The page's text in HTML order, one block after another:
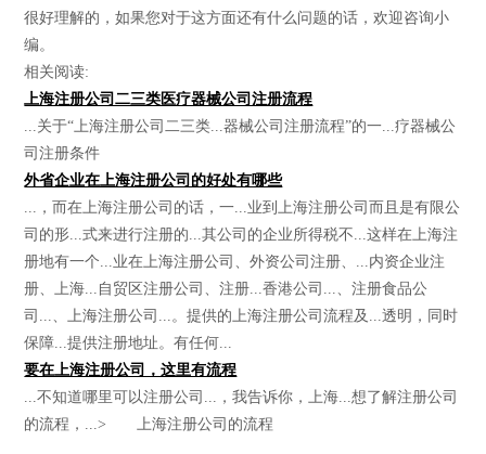
很好理解的，如果您对于这方面还有什么问题的话，欢迎咨询小
编。
相关阅读:
上海注册公司二三类医疗器械公司注册流程
...关于“上海注册公司二三类...器械公司注册流程”的一...疗器械公
司注册条件
外省企业在上海注册公司的好处有哪些
...，而在上海注册公司的话，一...业到上海注册公司而且是有限公
司的形...式来进行注册的...其公司的企业所得税不...这样在上海注
册地有一个...业在上海注册公司、外资公司注册、...内资企业注
册、上海...自贸区注册公司、注册...香港公司...、注册食品公
司...、上海注册公司...。提供的上海注册公司流程及...透明，同时
保障...提供注册地址。有任何...
要在上海注册公司，这里有流程
...不知道哪里可以注册公司...，我告诉你，上海...想了解注册公司
的流程，...> 上海注册公司的流程